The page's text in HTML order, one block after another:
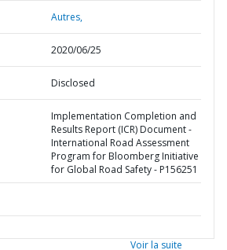
Autres,
2020/06/25
Disclosed
Implementation Completion and
Results Report (ICR) Document -
International Road Assessment
Program for Bloomberg Initiative
for Global Road Safety - P156251
Voir la suite